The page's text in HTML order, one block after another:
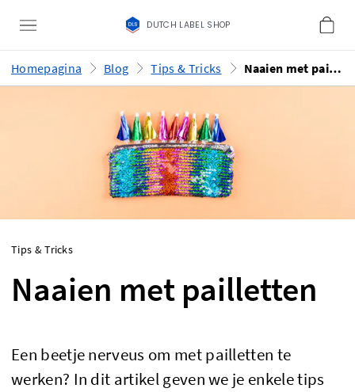
DUTCH LABEL SHOP
Homepagina Blog Tips & Tricks Naaien met pailletten
Tips & Tricks
Naaien met pailletten
Een beetje nerveus om met pailletten te
werken? In dit artikel geven we je enkele tips